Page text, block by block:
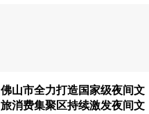
佛山市全力打造国家级夜间文
旅消费集聚区持续激发夜间文